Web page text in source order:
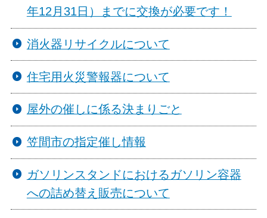
年12月31日）までに交換が必要です！
消火器リサイクルについて
住宅用火災警報器について
屋外の催しに係る決まりごと
笠間市の指定催し情報
ガソリンスタンドにおけるガソリン容器
への詰め替え販売について